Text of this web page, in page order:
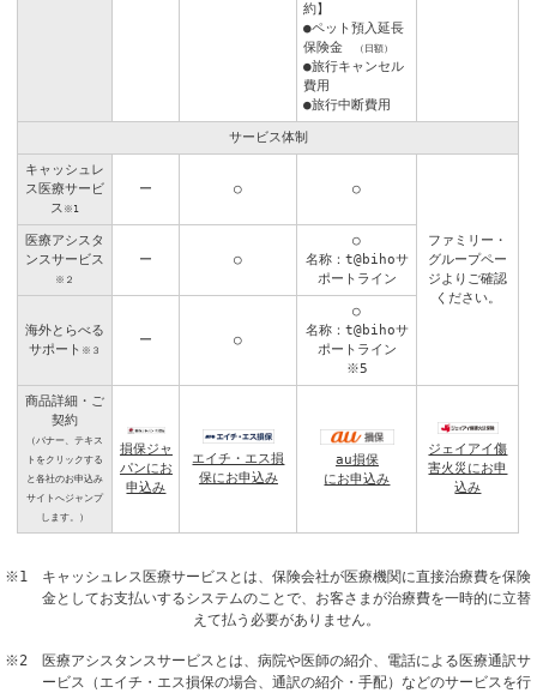
約】
●ペット預入延長
保険金
（日額）
●旅行キャンセル
費用
●旅行中断費用
サービス体制
キャッシュレ
ス医療サービ
ス ※1
ー ○ ○
ファミリー・
グループペー
ジよりご確認
ください。
医療アシスタ
ンスサービス
※２
ー ○
○
名称：t@bihoサ
ポートライン
海外とらべる
サポート ※３
ー ○
○
名称：t@bihoサ
ポートライン
※5
商品詳細・ご
契約
（バナー、テキス
トをクリックする
と各社のお申込み
サイトへジャンプ
します。）
損保ジャ
パンにお
申込み
エイチ・エス損
保にお申込み
au損保
にお申込み
ジェイアイ傷
害火災にお申
込み
※1 キャッシュレス医療サービスとは、保険会社が医療機関に直接治療費を保険
金としてお支払いするシステムのことで、お客さまが治療費を一時的に立替
えて払う必要がありません。
※2 医療アシスタンスサービスとは、病院や医師の紹介、電話による医療通訳サ
ービス（エイチ・エス損保の場合、通訳の紹介・手配）などのサービスを行